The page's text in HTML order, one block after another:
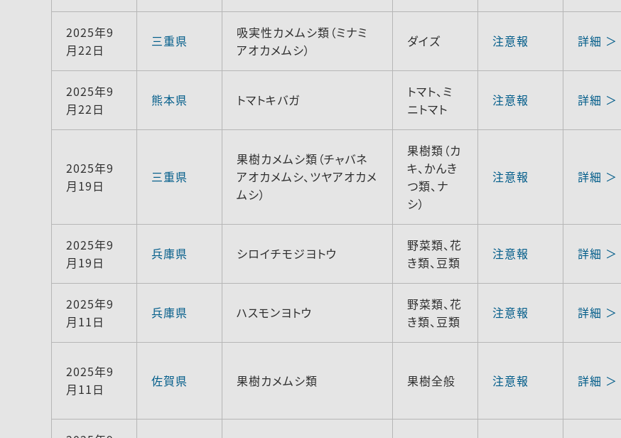
2025年9
月22日
三重県
吸実性カメムシ類（ミナミ
アオカメムシ）
ダイズ 注意報 詳細 ＞
2025年9
月22日
熊本県 トマトキバガ
トマト、ミ
ニトマト
注意報 詳細 ＞
2025年9
月19日
三重県
果樹カメムシ類（チャバネ
アオカメムシ、ツヤアオカメ
ムシ）
果樹類（カ
キ、かんき
つ類、ナ
シ）
注意報 詳細 ＞
2025年9
月19日
兵庫県 シロイチモジヨトウ
野菜類、花
き類、豆類
注意報 詳細 ＞
2025年9
月11日
兵庫県 ハスモンヨトウ
野菜類、花
き類、豆類
注意報 詳細 ＞
2025年9
月11日
佐賀県 果樹カメムシ類 果樹全般 注意報 詳細 ＞